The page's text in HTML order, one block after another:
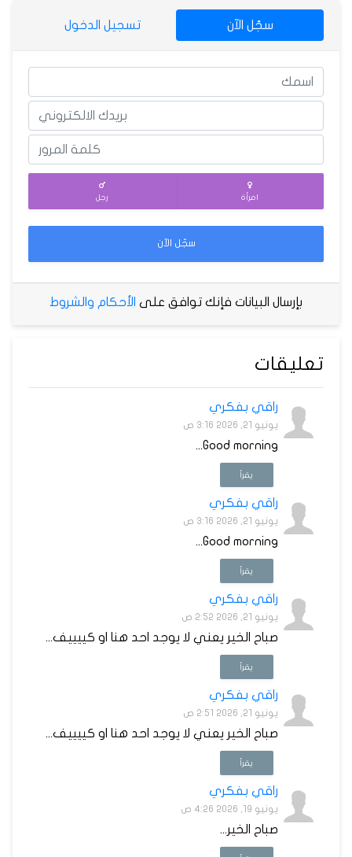
سجّل الآن تسجيل الدخول
امرأة رجل
سجّل الآن
بإرسال البيانات فإنك توافق على الأحكام والشروط
تعليقات
راقي بفكري
يونيو 21, 2026 3:16 ص
Good morning...
يقرأ
راقي بفكري
يونيو 21, 2026 3:16 ص
Good morning...
يقرأ
راقي بفكري
يونيو 21, 2026 2:52 ص
صباح الخير يعني لا يوجد احد هنا او كييييف...
يقرأ
راقي بفكري
يونيو 21, 2026 2:51 ص
صباح الخير يعني لا يوجد احد هنا او كييييف...
يقرأ
راقي بفكري
يونيو 19, 2026 4:26 ص
صباح الخير...